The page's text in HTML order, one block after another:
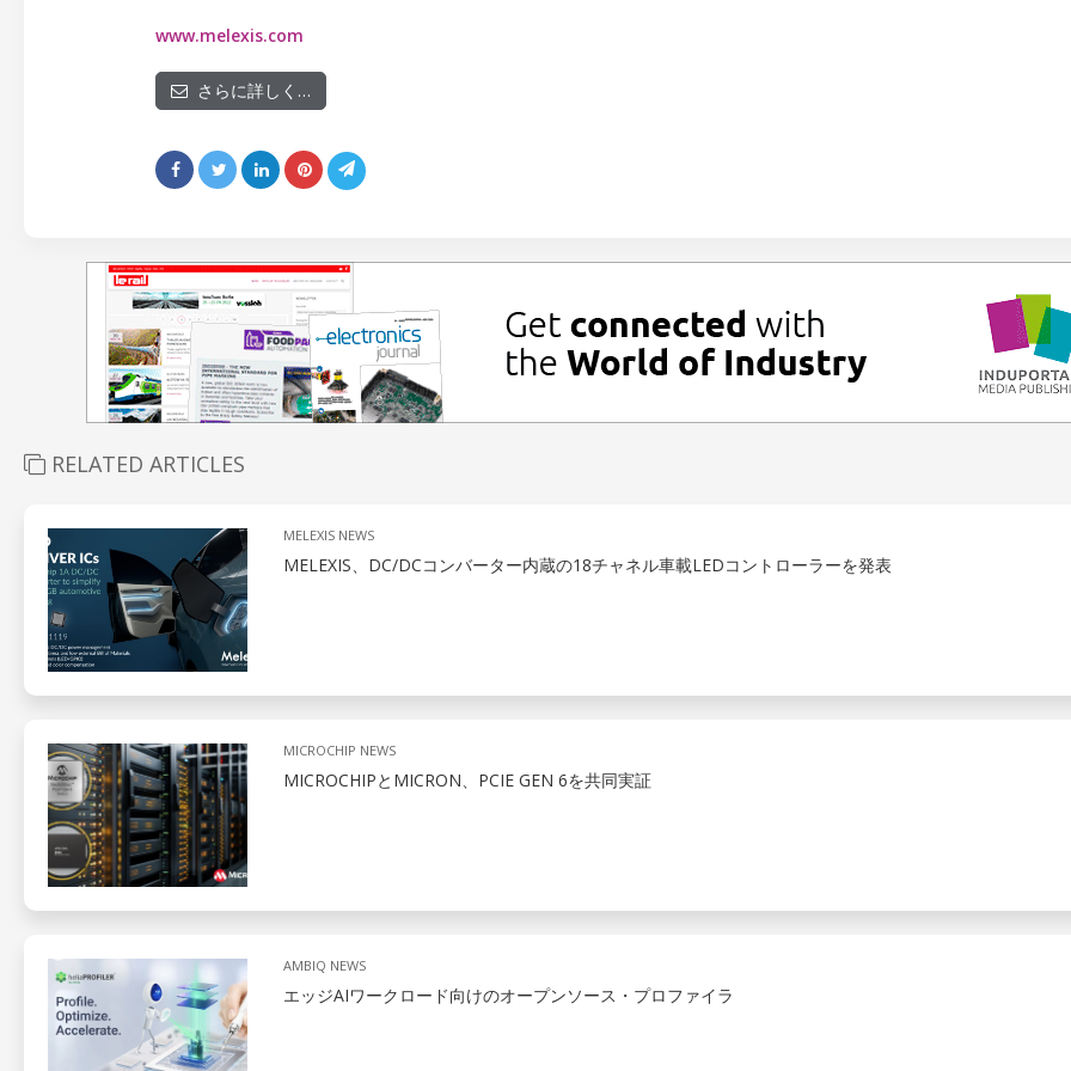
www.melexis.com
さらに詳しく…
RELATED ARTICLES
MELEXIS NEWS
MELEXIS、DC/DCコンバーター内蔵の18チャネル車載LEDコントローラーを発表
MICROCHIP NEWS
MICROCHIPとMICRON、PCIE GEN 6を共同実証
AMBIQ NEWS
エッジAIワークロード向けのオープンソース・プロファイラ